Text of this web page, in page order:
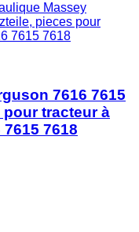
Massey
pieces pour
7615 7618
7616 7615
pour tracteur à
7618